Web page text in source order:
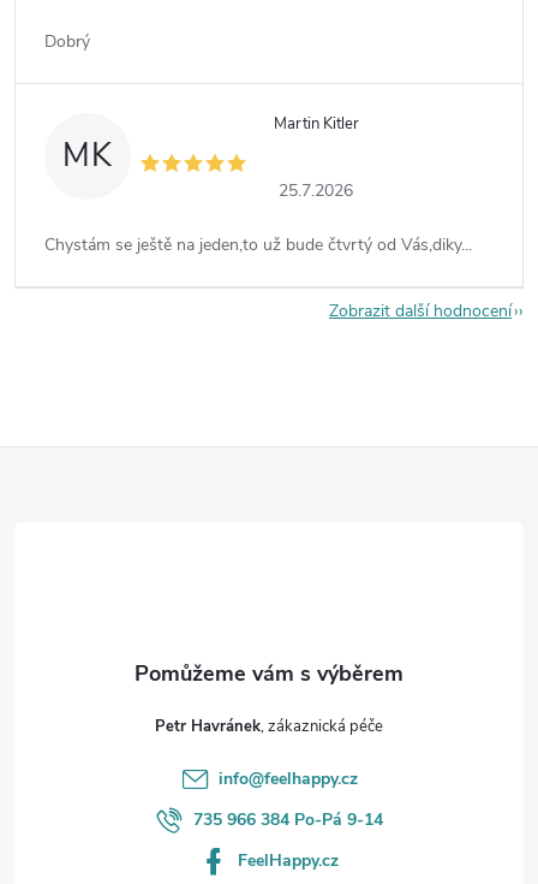
Dobrý
MK
Martin Kitler
25.7.2026
Chystám se ještě na jeden,to už bude čtvrtý od Vás,diky...
Zobrazit další hodnocení
Petr Havránek
info@feelhappy.cz
735 966 384 Po-Pá 9-14
FeelHappy.cz